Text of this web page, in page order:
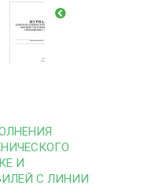
И
С ЛИНИИ